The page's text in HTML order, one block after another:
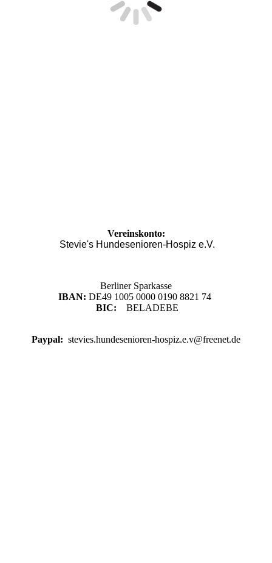
Vereinskonto:
Stevie's Hundesenioren-Hospiz e.V.
Berliner Sparkasse
IBAN: DE49 1005 0000 0190 8821 74
BIC:
BELADEBE
Paypal: stevies.hundesenioren-hospiz.e.v@freenet.de